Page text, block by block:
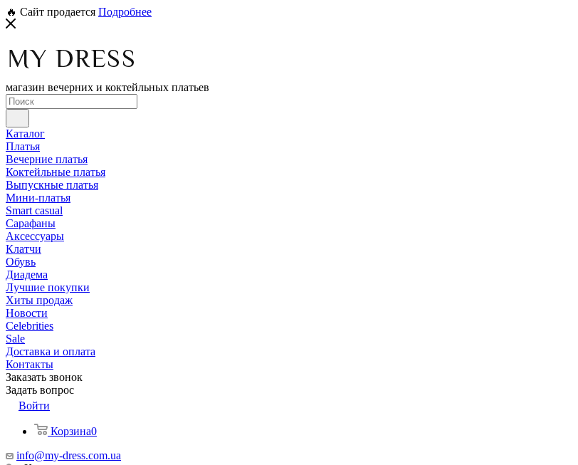
🔥 Сайт продается Подробнее
магазин вечерних и коктейльных платьев
Каталог
Платья
Вечерние платья
Коктейльные платья
Выпускные платья
Мини-платья
Smart casual
Сарафаны
Аксессуары
Клатчи
Обувь
Диадема
Лучшие покупки
Хиты продаж
Новости
Celebrities
Sale
Доставка и оплата
Контакты
Заказать звонок
Задать вопрос
Войти
Корзина0
info@my-dress.com.ua